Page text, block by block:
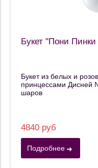
Букет "Пони
Букет из белых и
принцессами
шаров
4840 руб
Подробнее